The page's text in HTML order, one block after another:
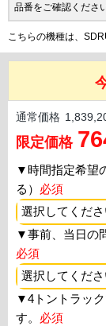
品番をご確認ください
こちらの機種は、
通常価格
限定価格
▼時間指定希望
る） 必須
▼事前、当日の
必須
▼4トントラッ
す。 必須